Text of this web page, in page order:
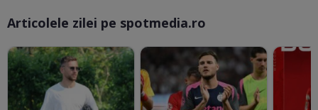
Articolele zilei pe spotmedia.ro